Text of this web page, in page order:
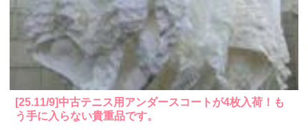
[25.11/9]中古テニス用アンダースコートが4枚入荷！も
う手に入らない貴重品です。